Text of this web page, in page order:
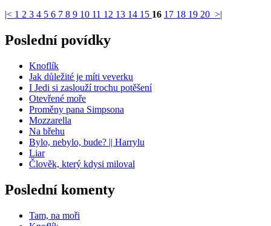
|< 1 2 3 4 5 6 7 8 9 10 11 12 13 14 15 16 17 18 19 20 >|
Poslední povídky
Knoflík
Jak důležité je míti veverku
I Jedi si zaslouží trochu potěšení
Otevřené moře
Proměny pana Simpsona
Mozzarella
Na břehu
Bylo, nebylo, bude? || Harrylu
Liar
Člověk, který kdysi miloval
Poslední komenty
Tam, na moři